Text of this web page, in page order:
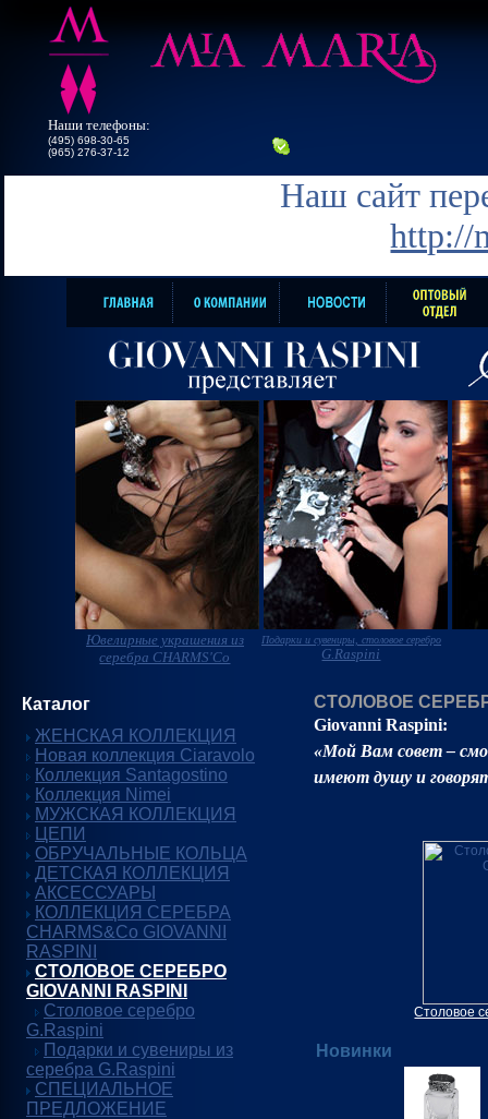
Наши телефоны:
(495) 698-30-65
(965) 276-37-12
Наш сайт
http://
Ювелирные украшения из
серебра CHARMS'Co
Подарки и сувениры, столовое серебро
G.Raspini
Каталог
ЖЕНСКАЯ КОЛЛЕКЦИЯ
Новая коллекция Ciaravolo
Коллекция Santagostino
Коллекция Nimei
МУЖСКАЯ КОЛЛЕКЦИЯ
ЦЕПИ
ОБРУЧАЛЬНЫЕ КОЛЬЦА
ДЕТСКАЯ КОЛЛЕКЦИЯ
АКСЕССУАРЫ
КОЛЛЕКЦИЯ СЕРЕБРА
CHARMS&Co GIOVANNI
RASPINI
СТОЛОВОЕ СЕРЕБРО
GIOVANNI RASPINI
Столовое серебро
G.Raspini
Подарки и сувениры из
серебра G.Raspini
СПЕЦИАЛЬНОЕ
ПРЕДЛОЖЕНИЕ
СТОЛОВОЕ
Giovanni Raspini:
«Мой Вам совет –
имеют душу и
Столовое
Новинки